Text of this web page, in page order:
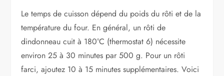
Le temps de cuisson dépend du poids du rôti et de la
température du four. En général, un rôti de
dindonneau cuit à 180°C (thermostat 6) nécessite
environ 25 à 30 minutes par 500 g. Pour un rôti
farci, ajoutez 10 à 15 minutes supplémentaires. Voici